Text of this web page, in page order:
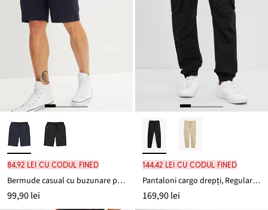
84,92 lei cu codul FINED
Bermude casual cu buzunare practice cu fermoar
99,90 lei
144,42 lei cu codul FINED
Pantaloni cargo drepți, Regular Fit, cu elastic și șiret în talie
169,90 lei